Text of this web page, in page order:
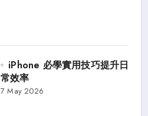
iPhone 必學實用技巧提升日
常效率
7 May 2026